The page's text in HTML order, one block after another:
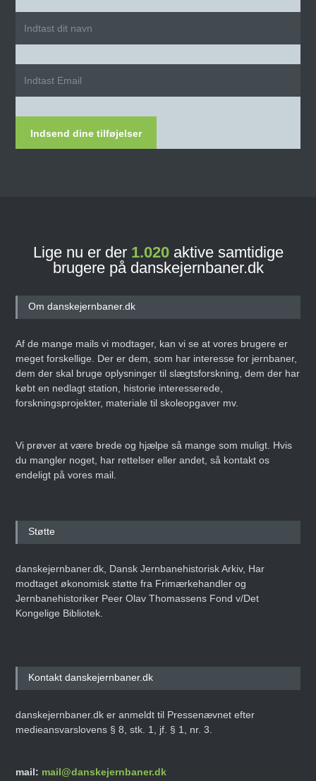
Indsend dine tilføjelser
Lige nu er der 1.020aktive samtidige
brugere på danskejernbaner.dk
Om danskejernbaner.dk
Af de mange mails vi modtager, kan vi se at vores brugere er
meget forskellige. Der er dem, som har interesse for jernbaner,
dem der skal bruge oplysninger til slægtsforskning, dem der har
købt en nedlagt station, historie interesserede,
forskningsprojekter, materiale til skoleopgaver mv.
Vi prøver at være brede og hjælpe så mange som muligt. Hvis
du mangler noget, har rettelser eller andet, så kontakt os
endeligt på vores mail.
Støtte
danskejernbaner.dk, Dansk Jernbanehistorisk Arkiv, Har
modtaget økonomisk støtte fra Frimærkehandler og
Jernbanehistoriker Peer Olav Thomassens Fond v/Det
Kongelige Bibliotek.
Kontakt danskejernbaner.dk
danskejernbaner.dk er anmeldt til Pressenævnet efter
medieansvarslovens § 8, stk. 1, jf. § 1, nr. 3.
mail: mail@danskejernbaner.dk